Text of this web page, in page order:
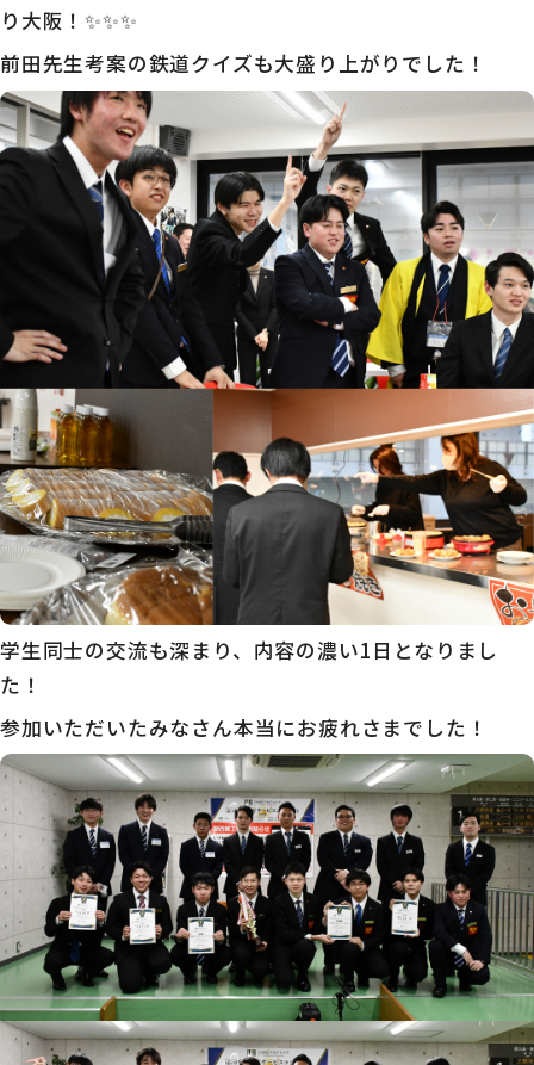
り大阪！✨✨✨
前田先生考案の鉄道クイズも大盛り上がりでした！
学生同士の交流も深まり、内容の濃い1日となりまし
た！
参加いただいたみなさん本当にお疲れさまでした！